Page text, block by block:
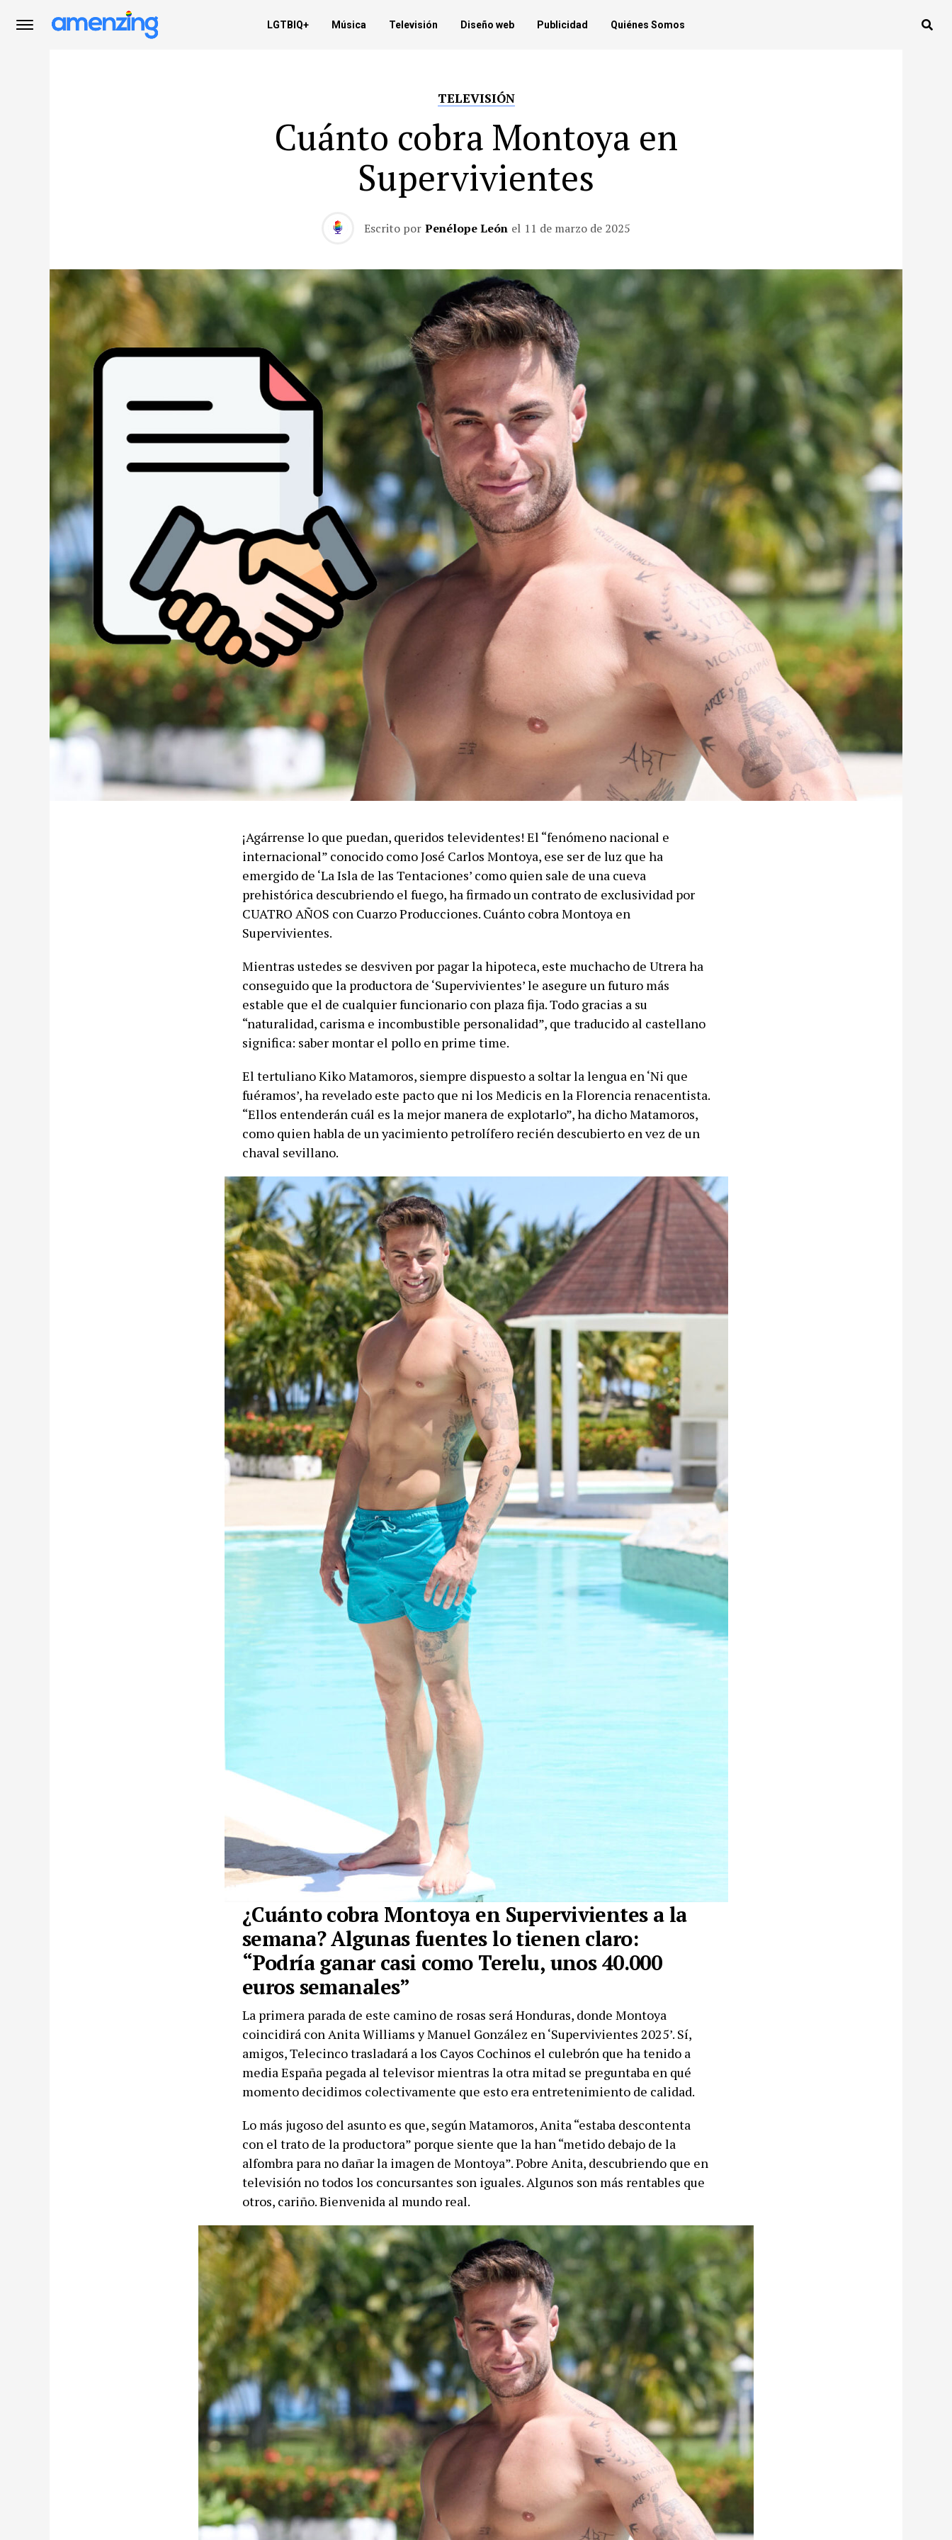
LGTBIQ+ Música Televisión Diseño web Publicidad Quiénes Somos
TELEVISIÓN
Cuánto cobra Montoya en
Supervivientes
Escrito por Penélope León el 11 de marzo de 2025
¡Agárrense lo que puedan, queridos televidentes! El “fenómeno nacional e
internacional” conocido como José Carlos Montoya, ese ser de luz que ha
emergido de ‘La Isla de las Tentaciones’ como quien sale de una cueva
prehistórica descubriendo el fuego, ha firmado un contrato de exclusividad por
CUATRO AÑOS con Cuarzo Producciones. Cuánto cobra Montoya en
Supervivientes.
Mientras ustedes se desviven por pagar la hipoteca, este muchacho de Utrera ha
conseguido que la productora de ‘Supervivientes’ le asegure un futuro más
estable que el de cualquier funcionario con plaza fija. Todo gracias a su
“naturalidad, carisma e incombustible personalidad”, que traducido al castellano
significa: saber montar el pollo en prime time.
El tertuliano Kiko Matamoros, siempre dispuesto a soltar la lengua en ‘Ni que
fuéramos’, ha revelado este pacto que ni los Medicis en la Florencia renacentista.
“Ellos entenderán cuál es la mejor manera de explotarlo”, ha dicho Matamoros,
como quien habla de un yacimiento petrolífero recién descubierto en vez de un
chaval sevillano.
¿Cuánto cobra Montoya en Supervivientes a la
semana? Algunas fuentes lo tienen claro:
“Podría ganar casi como Terelu, unos 40.000
euros semanales”
La primera parada de este camino de rosas será Honduras, donde Montoya
coincidirá con Anita Williams y Manuel González en ‘Supervivientes 2025’. Sí,
amigos, Telecinco trasladará a los Cayos Cochinos el culebrón que ha tenido a
media España pegada al televisor mientras la otra mitad se preguntaba en qué
momento decidimos colectivamente que esto era entretenimiento de calidad.
Lo más jugoso del asunto es que, según Matamoros, Anita “estaba descontenta
con el trato de la productora” porque siente que la han “metido debajo de la
alfombra para no dañar la imagen de Montoya”. Pobre Anita, descubriendo que en
televisión no todos los concursantes son iguales. Algunos son más rentables que
otros, cariño. Bienvenida al mundo real.